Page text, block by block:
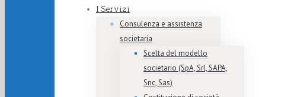
I Servizi
Consulenza e assistenza
societaria
Scelta del modello
societario (SpA, Srl, SAPA,
Snc, Sas)